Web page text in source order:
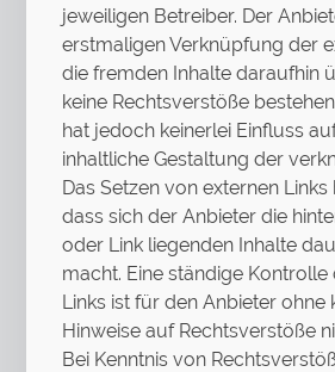
jeweiligen Betreiber. Der
erstmaligen Verknüpfung der
die fremden Inhalte daraufhin
keine Rechtsverstöße
hat jedoch keinerlei Einfluss
inhaltliche Gestaltung der
Das Setzen von externen
dass sich der Anbieter die
oder Link liegenden Inhalte
macht. Eine ständige Kontrolle
Links ist für den Anbieter ohne
Hinweise auf Rechtsverstöße
Bei Kenntnis von